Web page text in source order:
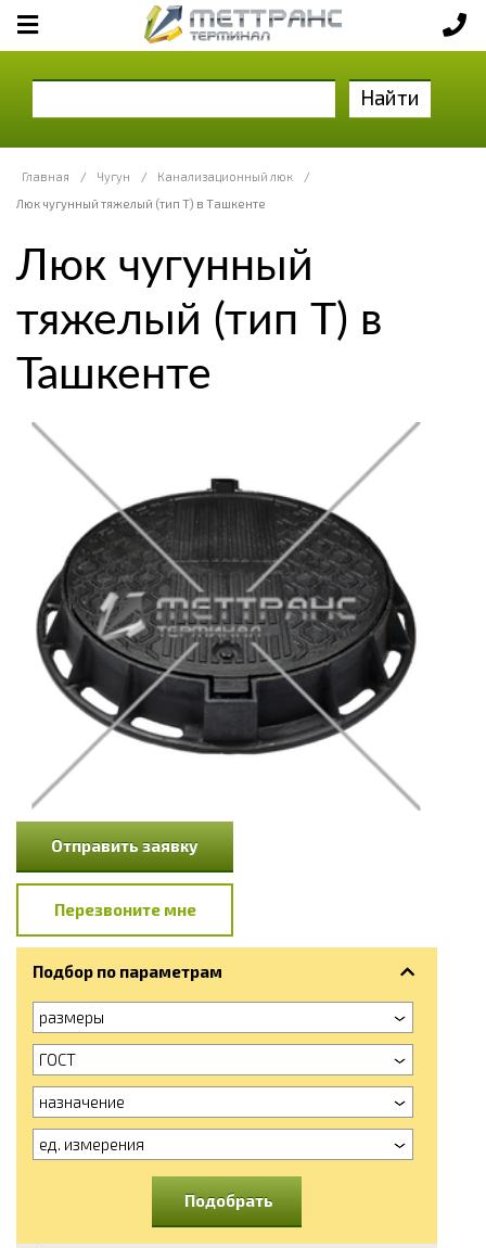
Найти
Главная / Чугун / Канализационный люк
/
Люк чугунный тяжелый (тип Т) в Ташкенте
Люк чугунный
тяжелый (тип Т) в
Ташкенте
Отправить заявку
Перезвоните мне
Подбор по параметрам
размеры
ГОСТ
назначение
ед. измерения
Подобрать